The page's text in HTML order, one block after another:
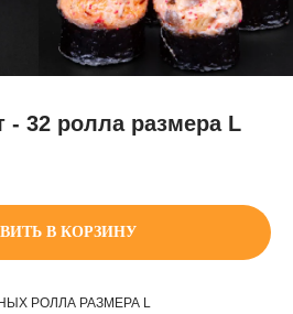
- 32 ролла размера L
В КОРЗИНУ
РОЛЛА РАЗМЕРА L